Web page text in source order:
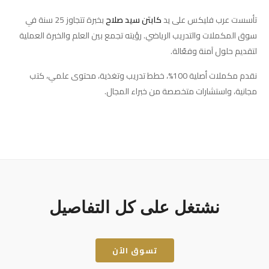
تأسست عرب فليكس على يدكابتن سيد صلاح
بخبرة تتجاوز 25 سنة في
سوق المكملات والتدريب الرياضي. رؤيته تجمع بين العلم والخبرة العملية
لتقديم حلول آمنة وفعّالة.
نقدم مكملات أصلية 100%، خطط تدريب وتغذية، محتوى علمي، كتب
مجانية، واستشارات متخصصة من خبراء المجال.
نشتغل على كل التفاصيل
تسوق الآن